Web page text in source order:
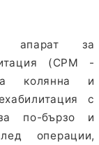
апарат за
(CPM -
колянна и
с
по-бързо и
операции,